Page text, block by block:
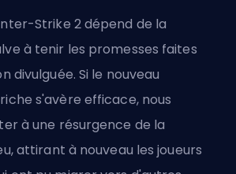
Strike 2 dépend de la
à tenir les promesses faites
divulguée. Si le nouveau
s'avère efficace, nous
à une résurgence de la
attirant à nouveau les joueurs